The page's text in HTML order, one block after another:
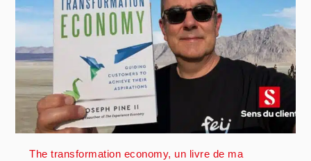
The transformation economy, un livre de ma